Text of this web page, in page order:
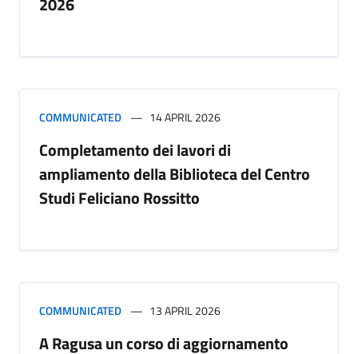
COMMUNICATED 14 APRIL 2026
Completamento dei lavori di
ampliamento della Biblioteca del Centro
Studi Feliciano Rossitto
COMMUNICATED 13 APRIL 2026
A Ragusa un corso di aggiornamento